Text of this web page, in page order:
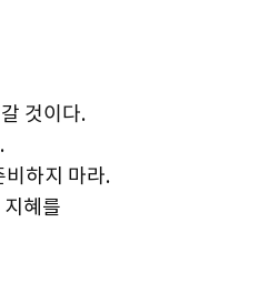
것이다.
비하지 마라.
혜를